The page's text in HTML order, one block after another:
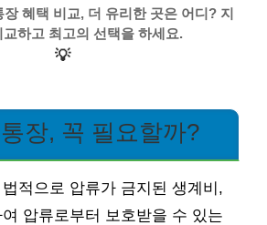
혜택 비교, 더 유리한 곳은 어디? 지
교하고 최고의 선택을 하세요.
💡
장, 꼭 필요할까?
적으로 압류가 금지된 생계비,
압류로부터 보호받을 수 있는